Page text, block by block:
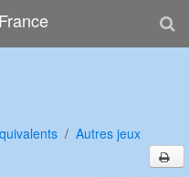
Autres jeux